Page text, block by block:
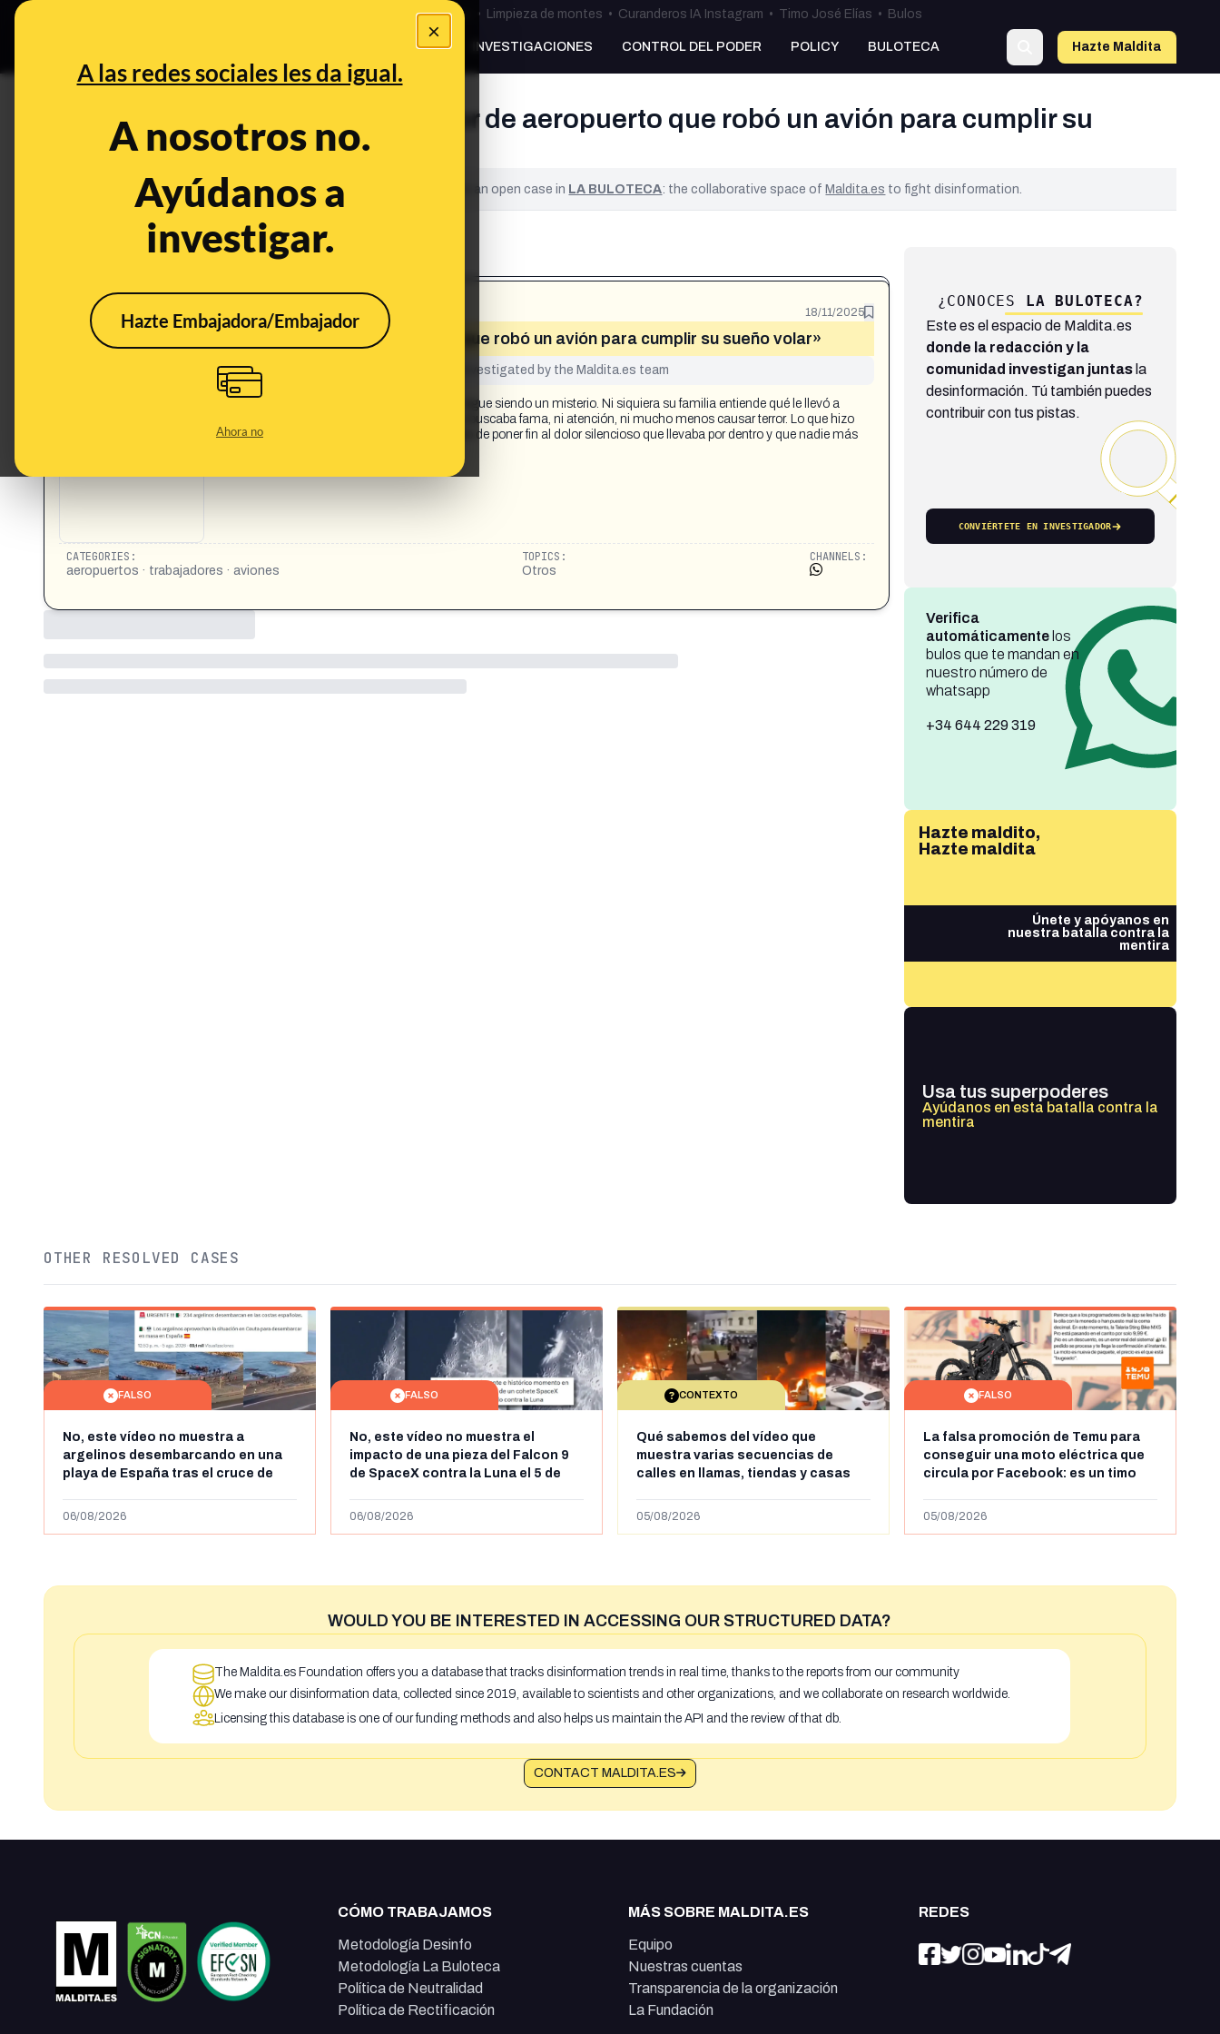
×
A las redes sociales les da igual.
A nosotros no.
Ayúdanos a
investigar.
Hazte Embajadora/Embajador
Ahora no
Bulos Ceuta • Limpieza de montes • Curanderos IA Instagram • Timo José Elías • Bulos
PREBUNKING INVESTIGACIONES CONTROL DEL PODER POLICY BULOTECA Hazte Maldita
¿Richard Russell era un trabajador de aeropuerto que robó un avión para cumplir su
sueño volar?
This content has NOT yet been verified. It is an open case in LA BULOTECA: the collaborative space ofMaldita.es to fight disinformation.
What's being said: 18/11/2025
«Richard Russell era un trabajador de aeropuerto que robó un avión para cumplir su sueño volar»
This content has not yet been investigated by the Maldita.es team
Richard Russell murió sin hacer daño a nadie. A día de hoy, su historia sigue siendo un misterio. Ni siquiera su familia entiende qué le llevó a
hacerlo. “Era un chico trabajador, totalmente normal”, dijo su madre. No buscaba fama, ni atención, ni mucho menos causar terror. Lo que hizo
fue, para él, un último acto de amor y de valentía, un intento desesperado de poner fin al dolor silencioso que llevaba por dentro y que nadie más
CATEGORIES:
aeropuertos · trabajadores · aviones
TOPICS:
Otros
CHANNELS:
¿CONOCES LA BULOTECA?
Este es el espacio de Maldita.es
donde la redacción y la
comunidad investigan juntasla
desinformación. Tú también puedes
contribuir con tus pistas.
CONVIÉRTETE EN INVESTIGADOR
Verifica
automáticamentelos
bulos que te mandan en
nuestro número de
whatsapp
+34 644 229 319
Hazte maldito,
Hazte maldita
Únete y apóyanos en
nuestra batalla contra la
mentira
Usa tus superpoderes
Ayúdanos en esta batalla contra la
mentira
OTHER RESOLVED CASES
FALSO
No, este vídeo no muestra a
argelinos desembarcando en una
playa de España tras el cruce de
de julio de 2026: son imágenes de
06/08/2026
FALSO
No, este vídeo no muestra el
impacto de una pieza del Falcon 9
de SpaceX contra la Luna el 5 de
menos abril de 2026
06/08/2026
CONTEXTO
Qué sabemos del vídeo que
muestra varias secuencias de
calles en llamas, tiendas y casas
supuestamente en España tras la
05/08/2026
FALSO
La falsa promoción de Temu para
conseguir una moto eléctrica que
circula por Facebook: es un timo
05/08/2026
WOULD YOU BE INTERESTED IN ACCESSING OUR STRUCTURED DATA?
The Maldita.es Foundation offers you a database that tracks disinformation trends in real time, thanks to the reports from our community
We make our disinformation data, collected since 2019, available to scientists and other organizations, and we collaborate on research worldwide.
Licensing this database is one of our funding methods and also helps us maintain the API and the review of that db.
CONTACT MALDITA.ES
CÓMO TRABAJAMOS
Metodología Desinfo
Metodología La Buloteca
Política de Neutralidad
Política de Rectificación
MÁS SOBRE MALDITA.ES
Equipo
Nuestras cuentas
Transparencia de la organización
La Fundación
REDES